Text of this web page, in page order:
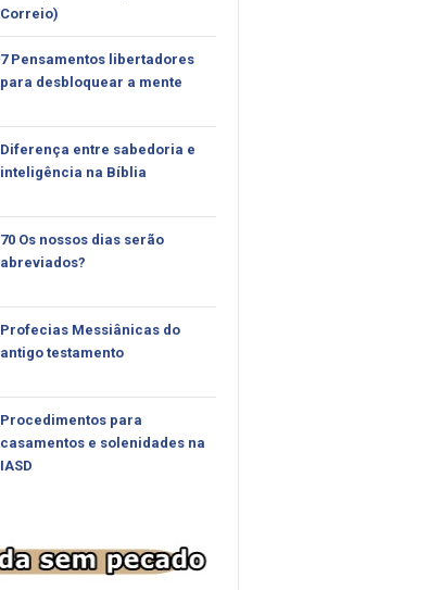
Correio)
7 Pensamentos libertadores
para desbloquear a mente
Diferença entre sabedoria e
inteligência na Bíblia
70 Os nossos dias serão
abreviados?
Profecias Messiânicas do
antigo testamento
Procedimentos para
casamentos e solenidades na
IASD